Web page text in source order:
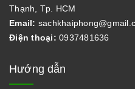
Thạnh, Tp. HCM
Email:
Điện thoại: 0937481636
Hướng dẫn